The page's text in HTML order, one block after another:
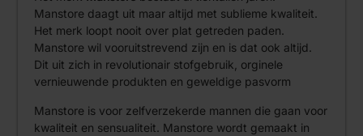
Manstore daagt uit maar altijd met sublieme kwaliteit.
Het merk loopt nooit over plat getreden paden.
Manstore wil vooruitstrevend zijn en is dat ook altijd.
Dit uit zich in revolutionair stofgebruik, orginele
vernieuwende produkten en geweldige pasvorm
Manstore is voor zelfverzekerde mannen die gaan voor
kwaliteit en sensualiteit. Manstore wordt gemaakt in